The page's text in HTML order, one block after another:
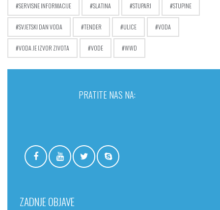
SERVISNE INFORMACIJE SLATINA STUPARI STUPINE
SVJETSKI DAN VODA TENDER ULICE VODA
VODA JE IZVOR ZIVOTA VODE WWD
PRATITE NAS NA:
ZADNJE OBJAVE